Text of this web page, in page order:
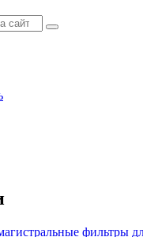
фильтры